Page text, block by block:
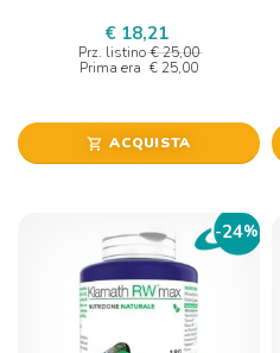
€ 18,21
Prz. listino € 25,00
Prima era € 25,00
shopping_cart ACQUISTA
-24%